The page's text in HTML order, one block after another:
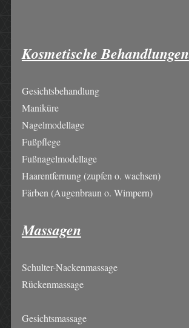
Kosmetische Behandlungen
Gesichtsbehandlung
Maniküre
Nagelmodellage
Fußpflege
Fußnagelmodellage
Haarentfernung (zupfen o. wachsen)
Färben (Augenbraun o. Wimpern)
Massagen
Schulter-Nackenmassage
Rückenmassage
Gesichtsmassage